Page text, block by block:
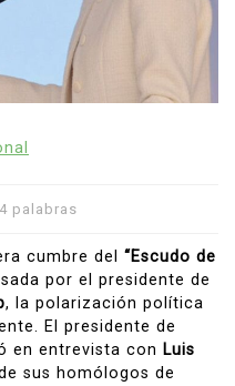
palabras
cumbre del “Escudo de
por el presidente de
, la polarización política
El presidente de
en entrevista con Luis
sus homólogos de